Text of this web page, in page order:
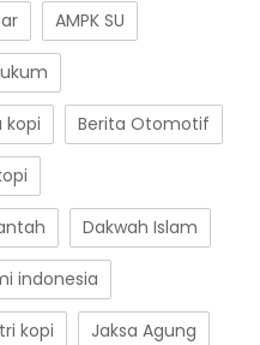
AMPK SU
kopi Berita Otomotif
Dakwah Islam
indonesia
kopi Jaksa Agung